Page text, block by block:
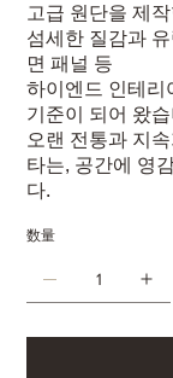
고급 원단을 제
섬세한 질감과
면 패널 등
하이엔드 인테리
기준이 되어 왔
오랜 전통과 지
타는, 공간에 영
다.
数量